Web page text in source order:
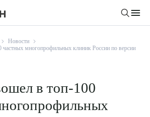
Личный кабинет
Новости
многопрофильных клиник России по версии
в топ-100